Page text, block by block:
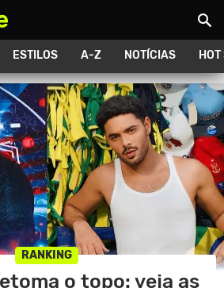
ESTILOS A-Z NOTÍCIAS
RANKING
o topo: veja as